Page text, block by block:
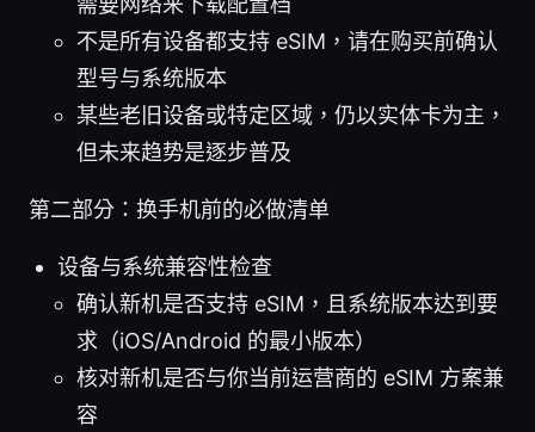
不是所有设备都支持 eSIM，请在购买前确认
型号与系统版本
某些老旧设备或特定区域，仍以实体卡为主，
但未来趋势是逐步普及
第二部分：换手机前的必做清单
设备与系统兼容性检查
确认新机是否支持 eSIM，且系统版本达到要
求（iOS/Android 的最小版本）
核对新机是否与你当前运营商的 eSIM 方案兼
容